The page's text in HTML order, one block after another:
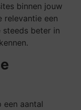
binnen jouw
relevantie een
beter in
een aantal